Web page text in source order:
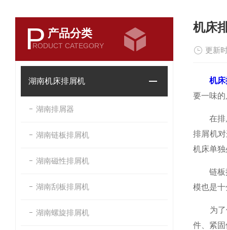
P 产品分类
RODUCT CATEGORY
湖南机床排屑机
湖南排屑器
湖南链板排屑机
湖南磁性排屑机
湖南刮板排屑机
湖南螺旋排屑机
机床
更新
机
要一味
在排屑
排屑机
机床单
链板排
模也是
为了保
件、紧